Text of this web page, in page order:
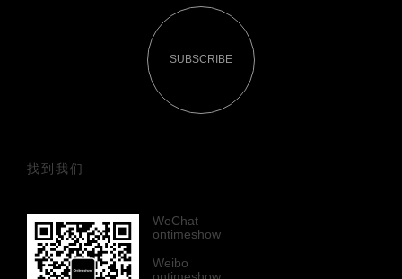
SUBSCRIBE
找到我们
WeChat
ontimeshow
Weibo